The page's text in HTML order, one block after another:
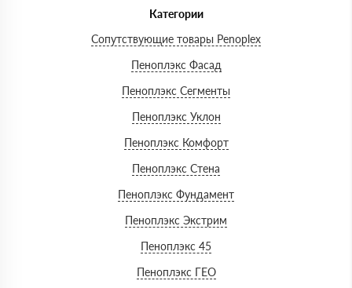
Категории
Сопутствующие товары Penoplex
Пеноплэкс Фасад
Пеноплэкс Сегменты
Пеноплэкс Уклон
Пеноплэкс Комфорт
Пеноплэкс Стена
Пеноплэкс Фундамент
Пеноплэкс Экстрим
Пеноплэкс 45
Пеноплэкс ГЕО